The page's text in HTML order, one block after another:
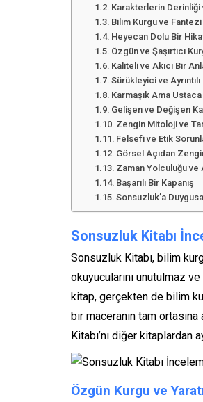
Karakterlerin Derinliği
Bilim Kurgu ve Fantezi
Heyecan Dolu Bir
Özgün ve Şaşırtıcı
Kaliteli ve Akıcı Bir
Sürükleyici ve
Karmaşık Ama
Gelişen ve Değişen
Zengin Mitoloji ve
Felsefi ve Etik
Görsel Açıdan
Zaman Yolculuğu
Başarılı Bir Kapanış
Sonsuzluk’a
Sonsuzluk Kitabı
Sonsuzluk Kitabı, bilim
okuyucularını unutulmaz
kitap, gerçekten de bilim
bir maceranın tam
Kitabı’nı diğer kitaplardan
Özgün Kurgu ve